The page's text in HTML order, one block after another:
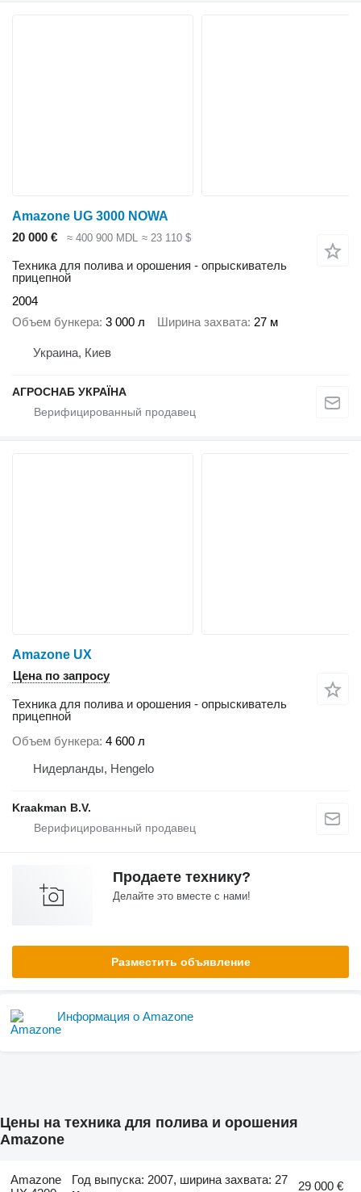
Amazone UG 3000 NOWA
20 000 €
≈ 400 900 MDL ≈ 23 110 $
Техника для полива и орошения - опрыскиватель
прицепной
2004
Объем бункера 3 000 л Ширина захвата 27 м
Украина, Киев
АГРОСНАБ УКРАЇНА
Amazone UX
Цена по запросу
Техника для полива и орошения - опрыскиватель
прицепной
Объем бункера 4 600 л
Нидерланды, Hengelo
Kraakman B.V.
Продаете технику?
Делайте это вместе с нами!
Разместить объявление
Информация о Amazone
Цены на техника для полива и орошения
Amazone
Amazone
Год выпуска: 2007, ширина захвата: 27
29 000 €